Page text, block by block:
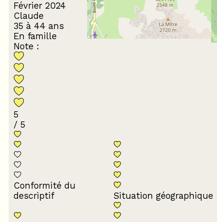
Février 2024
Claude
35 à 44 ans
En famille
Note :
5
/ 5
Conformité du
descriptif
Situation géographique